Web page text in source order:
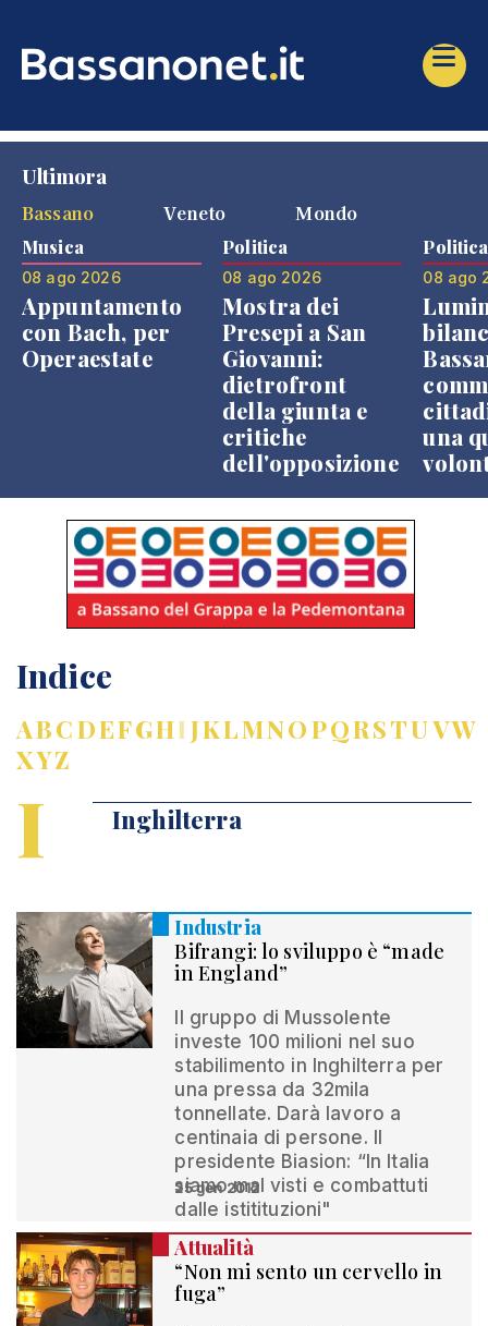
Ultimora
Bassano
Veneto Mondo
Musica
08 ago 2026
Appuntamento
con Bach, per
Operaestate
Politica
08 ago 2026
Mostra dei
Presepi a San
Giovanni:
dietrofront
della giunta e
critiche
dell'opposizione
Politica
08 ago
una
Indice
ABCDEFGHIJKLMNOPQRSTUVW
XYZ
I Inghilterra
Industria
Bifrangi: lo sviluppo è “made
in England”
Il gruppo di Mussolente
investe 100 milioni nel suo
stabilimento in Inghilterra per
una pressa da 32mila
tonnellate. Darà lavoro a
centinaia di persone. Il
presidente Biasion: “In Italia
siamo mal visti e combattuti
dalle istitituzioni"
25 gen 2012
Attualità
“Non mi sento un cervello in
fuga”